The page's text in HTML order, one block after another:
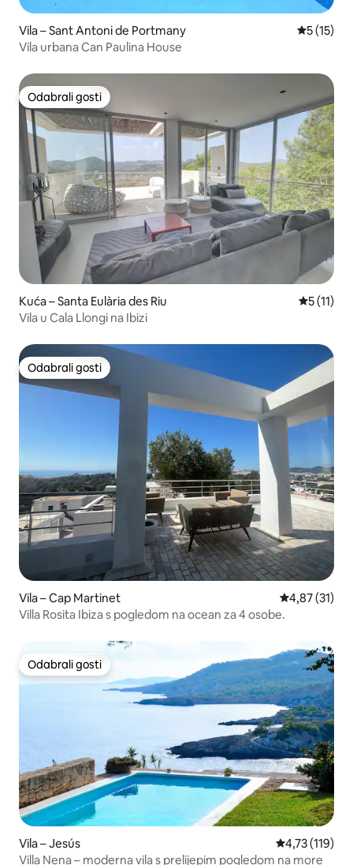
Vila – Sant Antoni de Portmany Prosječna
5 (15)
Vila urbana Can Paulina House
Odabrali gosti
Odabrali gosti
Kuća – Santa Eulària des Riu
5 (11)
Vila u Cala Llongi na Ibizi
Odabrali gosti
Odabrali gosti
Vila – Cap Martinet Prosječna
4,87 (31)
Villa Rosita Ibiza s pogledom na ocean za 4 osobe.
Odabrali gosti
Odabrali gosti
Vila – Jesús Prosječna
4,73 (119)
Villa Nena – moderna vila s prelijepim pogledom na more